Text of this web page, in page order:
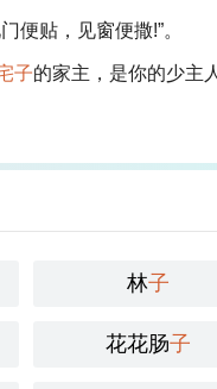
便贴，见窗便撒!”。
子的家主，是你的少主
林子
花花肠子